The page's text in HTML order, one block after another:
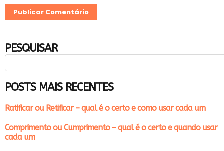
PESQUISAR
POSTS MAIS RECENTES
Ratificar ou Retificar – qual é o certo e como usar cada um
Comprimento ou Cumprimento – qual é o certo e quando usar
cada um